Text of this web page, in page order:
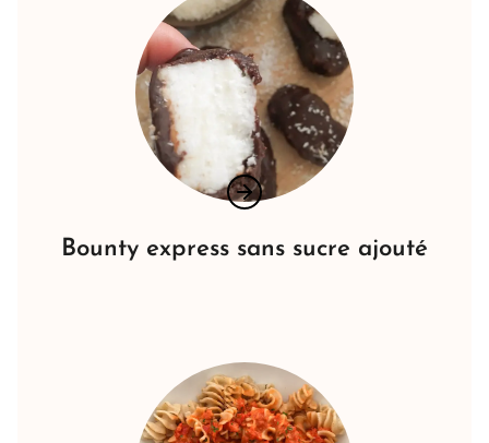
Bounty express sans sucre ajouté